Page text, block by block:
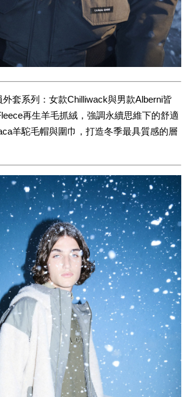
套系列：女款Chilliwack與男款Alberni皆
再生羊毛抓絨，強調永續思維下的舒適
羊駝毛帽與圍巾，打造冬季最具質感的層